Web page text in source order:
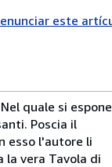
este
quale si espone
Poscia il
esso l'autore li
la vera Tavola di